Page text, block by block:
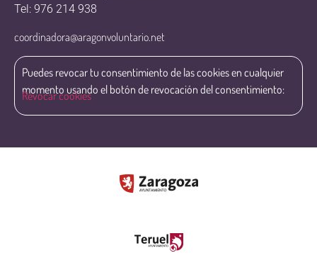
Tel: 976 214 938
coordinadora@aragonvoluntario.net
Puedes revocar tu consentimiento de las cookies en cualquier
momento usando el botón de revocación del consentimiento:
Revocar cookies